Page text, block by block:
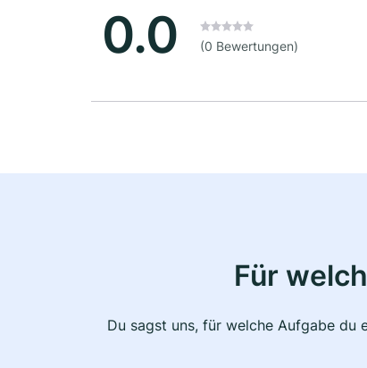
0.0 (0 Bewertungen)
Für
Du sagst uns, für welche Aufgabe du